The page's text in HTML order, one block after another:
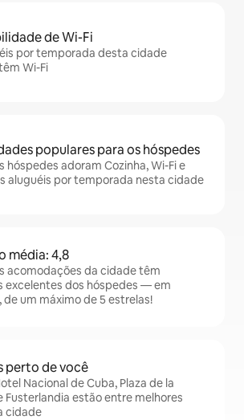
de Wi-Fi
por temporada desta cidade
Wi-Fi
populares para os hóspedes
hóspedes adoram Cozinha, Wi-Fi e
aluguéis por temporada nesta cidade
média: 4,8
acomodações da cidade têm
excelentes dos hóspedes — em
de um máximo de 5 estrelas!
perto de você
Nacional de Cuba, Plaza de la
Fusterlandia estão entre melhores
cidade